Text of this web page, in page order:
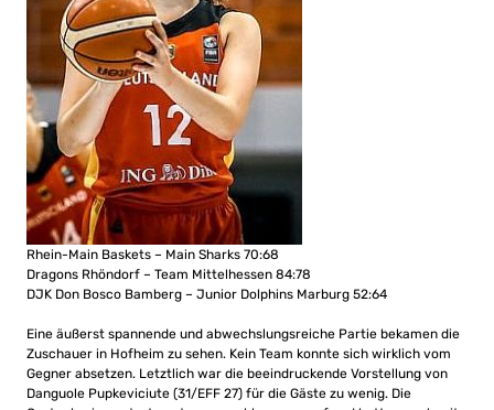
Rhein-Main Baskets – Main Sharks 70:68
Dragons Rhöndorf – Team Mittelhessen 84:78
DJK Don Bosco Bamberg – Junior Dolphins Marburg 52:64
Eine äußerst spannende und abwechslungsreiche Partie bekamen die
Zuschauer in Hofheim zu sehen. Kein Team konnte sich wirklich vom
Gegner absetzen. Letztlich war die beeindruckende Vorstellung von
Danguole Pupkeviciute (31/EFF 27) für die Gäste zu wenig. Die